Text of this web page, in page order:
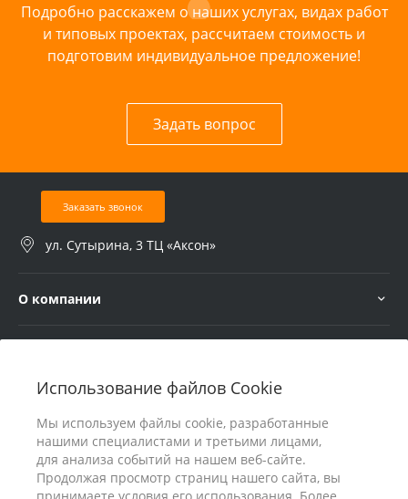
Использование файлов Cookie
Мы используем файлы cookie, разработанные
нашими специалистами и третьими лицами,
для анализа событий на нашем веб-сайте.
Продолжая просмотр страниц нашего сайта, вы
Подробно расскажем о наших услугах, видах работ
и типовых проектах, рассчитаем стоимость и
подготовим индивидуальное предложение!
Задать вопрос
Заказать звонок
ул. Сутырина, 3 ТЦ «Аксон»
О компании